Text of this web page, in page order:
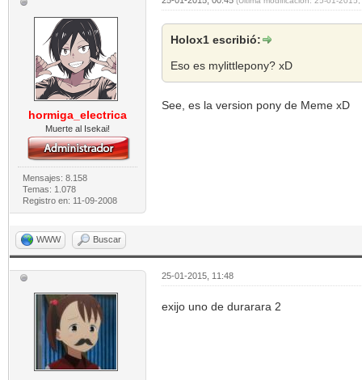
hormiga_electrica
Muerte al Isekai!
Mensajes: 8.158
Temas: 1.078
Registro en: 11-09-2008
Holox1 escribió:
Eso es mylittlepony? xD
See, es la version pony de Meme xD
WWW Buscar
25-01-2015, 11:48
exijo uno de durarara 2